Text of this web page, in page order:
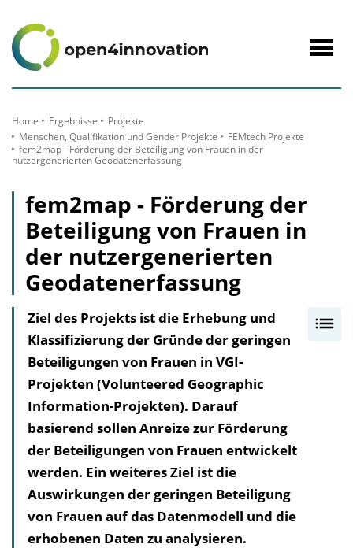
Inhalt
Home Ergebnisse
Projekte
Menschen, Qualifikation und Gender Projekte
FEMtech Projekte
fem2map - Förderung der Beteiligung von Frauen in der
nutzergenerierten Geodatenerfassung
fem2map - Förderung der
Beteiligung von Frauen in
der nutzergenerierten
Geodatenerfassung
Ziel des Projekts ist die Erhebung und
Klassifizierung der Gründe der geringen
Beteiligungen von Frauen in VGI-
Projekten (Volunteered Geographic
Information-Projekten). Darauf
basierend sollen Anreize zur Förderung
der Beteiligungen von Frauen entwickelt
werden. Ein weiteres Ziel ist die
Auswirkungen der geringen Beteiligung
von Frauen auf das Datenmodell und die
erhobenen Daten zu analysieren.